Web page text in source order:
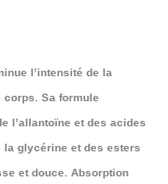
l’intensité de la
Sa formule
l’allantoïne et des acides
la glycérine et des esters
et douce. Absorption